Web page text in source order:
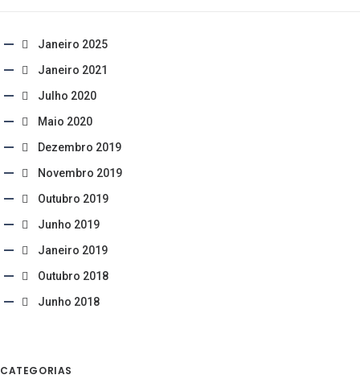
Janeiro 2025
Janeiro 2021
Julho 2020
Maio 2020
Dezembro 2019
Novembro 2019
Outubro 2019
Junho 2019
Janeiro 2019
Outubro 2018
Junho 2018
CATEGORIAS